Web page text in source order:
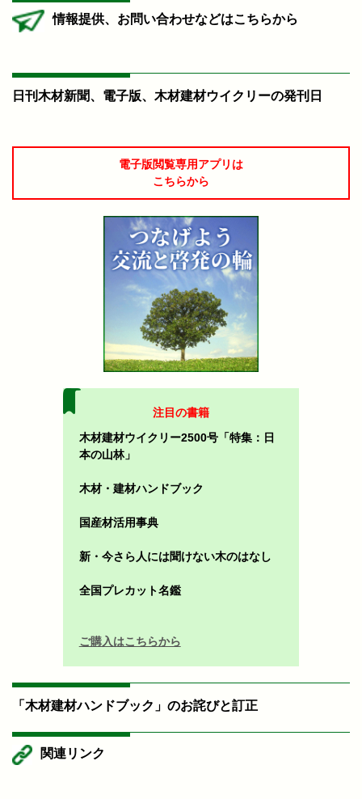
情報提供、お問い合わせなどはこちらから
日刊木材新聞、電子版、木材建材ウイクリーの発刊日
電子版閲覧専用アプリは
こちらから
注目の書籍
木材建材ウイクリー2500号「特集：日
本の山林」
木材・建材ハンドブック
国産材活用事典
新・今さら人には聞けない木のはなし
全国プレカット名鑑
ご購入はこちらから
「木材建材ハンドブック」のお詫びと訂正
関連リンク